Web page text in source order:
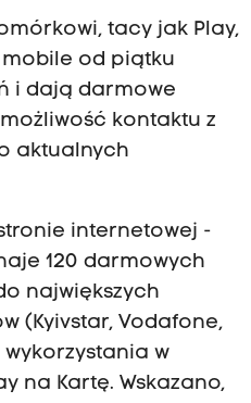
tacy jak Play,
mobile od piątku
i dają darmowe
kontaktu z
aktualnych
internetowej -
120 darmowych
największych
(Kyivstar, Vodafone,
wykorzystania w
na Kartę. Wskazano,